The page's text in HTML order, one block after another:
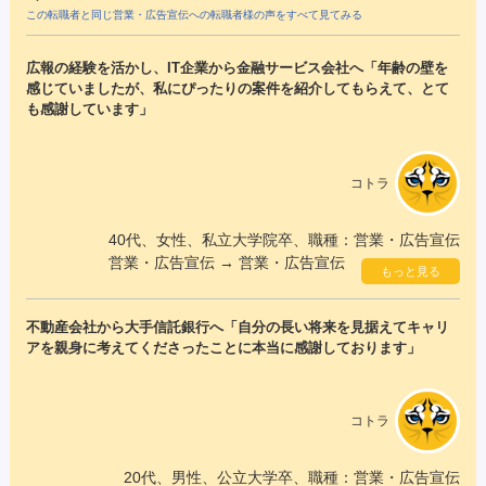
この転職者と同じ営業・広告宣伝への転職者様の声をすべて見てみる
広報の経験を活かし、IT企業から金融サービス会社へ「年齢の壁を
感じていましたが、私にぴったりの案件を紹介してもらえて、とて
も感謝しています」
コトラ
40代、女性、私立大学院卒、職種：営業・広告宣伝
営業・広告宣伝 → 営業・広告宣伝
もっと見る
不動産会社から大手信託銀行へ「自分の長い将来を見据えてキャリ
アを親身に考えてくださったことに本当に感謝しております」
コトラ
20代、男性、公立大学卒、職種：営業・広告宣伝